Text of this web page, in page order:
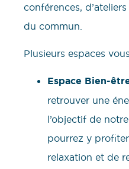
conférences,
du commun.
Plusieurs espaces
Espace Bien-
retrouver une
l’objectif de
pourrez y
relaxation et de